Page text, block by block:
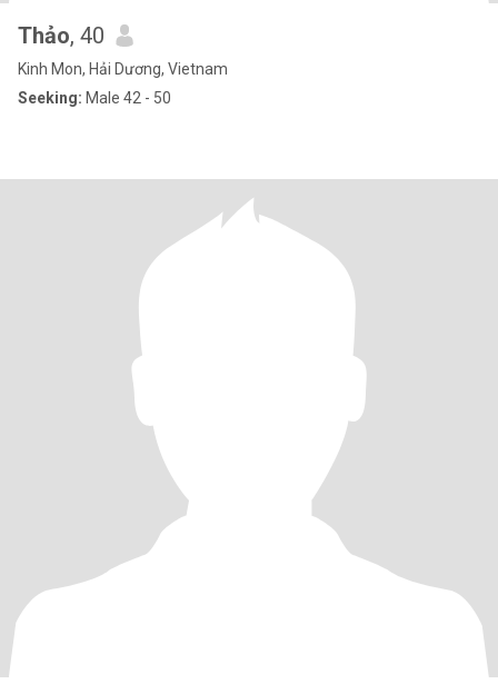
Thảo, 40
Kinh Mon, Hải Dương, Vietnam
Seeking: Male 42 - 50